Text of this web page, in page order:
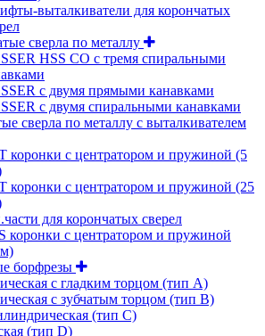
выталкиватели для корончатых
сверла по металлу
HSS CО с тремя спиральными
с двумя прямыми канавками
с двумя спиральными канавками
сверла по металлу c выталкивателем
коронки с центратором и пружиной (5
коронки с центратором и пружиной (25
для корончатых сверел
коронки с центратором и пружиной
борфрезы
с гладким торцом (тип А)
с зубчатым торцом (тип В)
(тип С)
(тип D)